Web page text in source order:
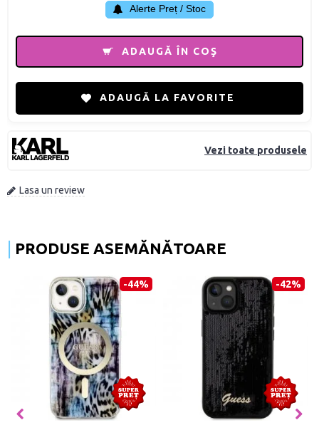
Vezi toate produsele
Lasa un review
Alerte Preț / Stoc
ADAUGĂ ÎN COŞ
ADAUGĂ LA FAVORITE
PRODUSE ASEMĂNĂTOARE
-44% -42%